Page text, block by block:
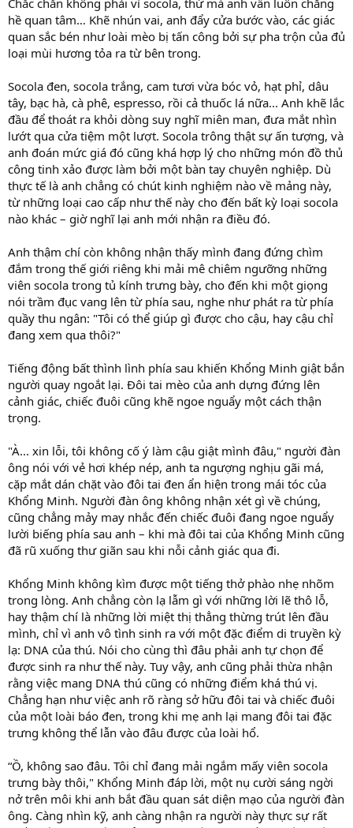
Chắc chắn không phải vì socola, thứ mà anh vẫn luôn chẳng
hề quan tâm… Khẽ nhún vai, anh đẩy cửa bước vào, các giác
quan sắc bén như loài mèo bị tấn công bởi sự pha trộn của đủ
loại mùi hương tỏa ra từ bên trong.
Socola đen, socola trắng, cam tươi vừa bóc vỏ, hạt phỉ, dâu
tây, bạc hà, cà phê, espresso, rồi cả thuốc lá nữa... Anh khẽ lắc
đầu để thoát ra khỏi dòng suy nghĩ miên man, đưa mắt nhìn
lướt qua cửa tiệm một lượt. Socola trông thật sự ấn tượng, và
anh đoán mức giá đó cũng khá hợp lý cho những món đồ thủ
công tinh xảo được làm bởi một bàn tay chuyên nghiệp. Dù
thực tế là anh chẳng có chút kinh nghiệm nào về mảng này,
từ những loại cao cấp như thế này cho đến bất kỳ loại socola
nào khác – giờ nghĩ lại anh mới nhận ra điều đó.
Anh thậm chí còn không nhận thấy mình đang đứng chìm
đắm trong thế giới riêng khi mải mê chiêm ngưỡng những
viên socola trong tủ kính trưng bày, cho đến khi một giọng
nói trầm đục vang lên từ phía sau, nghe như phát ra từ phía
quầy thu ngân: "Tôi có thể giúp gì được cho cậu, hay cậu chỉ
đang xem qua thôi?"
Tiếng động bất thình lình phía sau khiến Khổng Minh giật bắn
người quay ngoắt lại. Đôi tai mèo của anh dựng đứng lên
cảnh giác, chiếc đuôi cũng khẽ ngoe nguẩy một cách thận
trọng.
"À... xin lỗi, tôi không cố ý làm cậu giật mình đâu," người đàn
ông nói với vẻ hơi khép nép, anh ta ngượng nghịu gãi má,
cặp mắt dán chặt vào đôi tai đen ẩn hiện trong mái tóc của
Khổng Minh. Người đàn ông không nhận xét gì về chúng,
cũng chẳng mảy may nhắc đến chiếc đuôi đang ngoe nguẩy
lười biếng phía sau anh – khi mà đôi tai của Khổng Minh cũng
đã rũ xuống thư giãn sau khi nỗi cảnh giác qua đi.
Khổng Minh không kìm được một tiếng thở phào nhẹ nhõm
trong lòng. Anh chẳng còn lạ lẫm gì với những lời lẽ thô lỗ,
hay thậm chí là những lời miệt thị thẳng thừng trút lên đầu
mình, chỉ vì anh vô tình sinh ra với một đặc điểm di truyền kỳ
lạ: DNA của thú. Nói cho cùng thì đâu phải anh tự chọn để
được sinh ra như thế này. Tuy vậy, anh cũng phải thừa nhận
rằng việc mang DNA thú cũng có những điểm khá thú vị.
Chẳng hạn như việc anh rõ ràng sở hữu đôi tai và chiếc đuôi
của một loài báo đen, trong khi mẹ anh lại mang đôi tai đặc
trưng không thể lẫn vào đâu được của loài hổ.
“Ồ, không sao đâu. Tôi chỉ đang mải ngắm mấy viên socola
trưng bày thôi," Khổng Minh đáp lời, một nụ cười sáng ngời
nở trên môi khi anh bắt đầu quan sát diện mạo của người đàn
ông. Càng nhìn kỹ, anh càng nhận ra người này thực sự rất